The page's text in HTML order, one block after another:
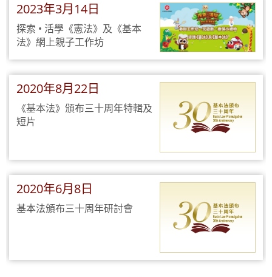
2023年3月14日
探索 • 活學《憲法》及《基本
法》網上親子工作坊
2020年8月22日
《基本法》頒布三十周年特輯及
短片
2020年6月8日
基本法頒布三十周年研討會